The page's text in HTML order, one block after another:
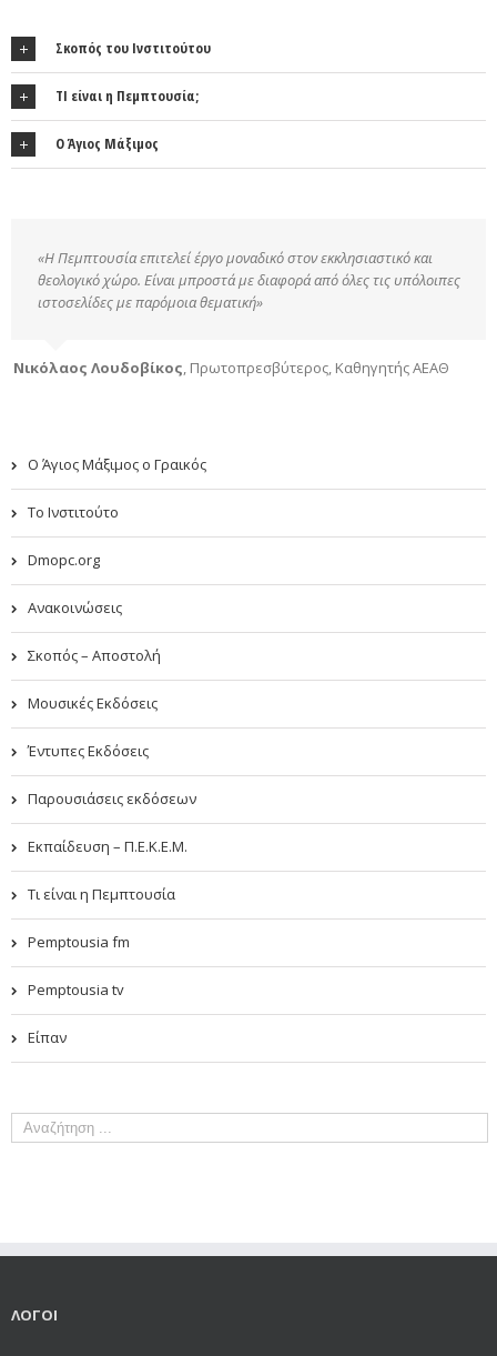
Σκοπός του Ινστιτούτου
ΤΙ είναι η Πεμπτουσία;
Ο Άγιος Μάξιμος
«Η Πεμπτουσία επιτελεί έργο μοναδικό στον εκκλησιαστικό και
θεολογικό χώρο. Είναι μπροστά με διαφορά από όλες τις υπόλοιπες
ιστοσελίδες με παρόμοια θεματική»
Νικόλαος Λουδοβίκος Πρωτοπρεσβύτερος, Καθηγητής ΑΕΑΘ
Ο Άγιος Μάξιμος ο Γραικός
Το Ινστιτούτο
Dmopc.org
Ανακοινώσεις
Σκοπός – Αποστολή
Μουσικές Εκδόσεις
Έντυπες Εκδόσεις
Παρουσιάσεις εκδόσεων
Εκπαίδευση – Π.Ε.Κ.Ε.Μ.
Τι είναι η Πεμπτουσία
Pemptousia fm
Pemptousia tv
Είπαν
ΛΟΓΟΙ